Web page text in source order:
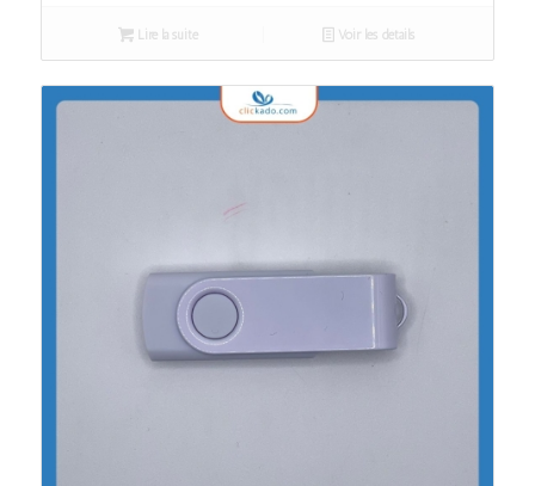
Lire la suite Voir les détails